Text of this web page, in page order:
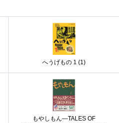
へうげもの 1 (1)
もやしもん―TALES OF